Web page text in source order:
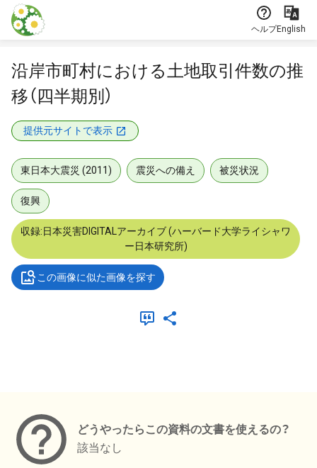
本文に飛ぶ
ヘルプEnglish
沿岸市町村における土地取引件数の推
移（四半期別）
提供元サイトで表示
東日本大震災 (2011) 震災への備え 被災状況
復興
収録:日本災害DIGITALアーカイブ (ハーバード大学ライシャワ
ー日本研究所)
この画像に似た画像を探す
どうやったらこの資料の文書を使えるの？
該当なし